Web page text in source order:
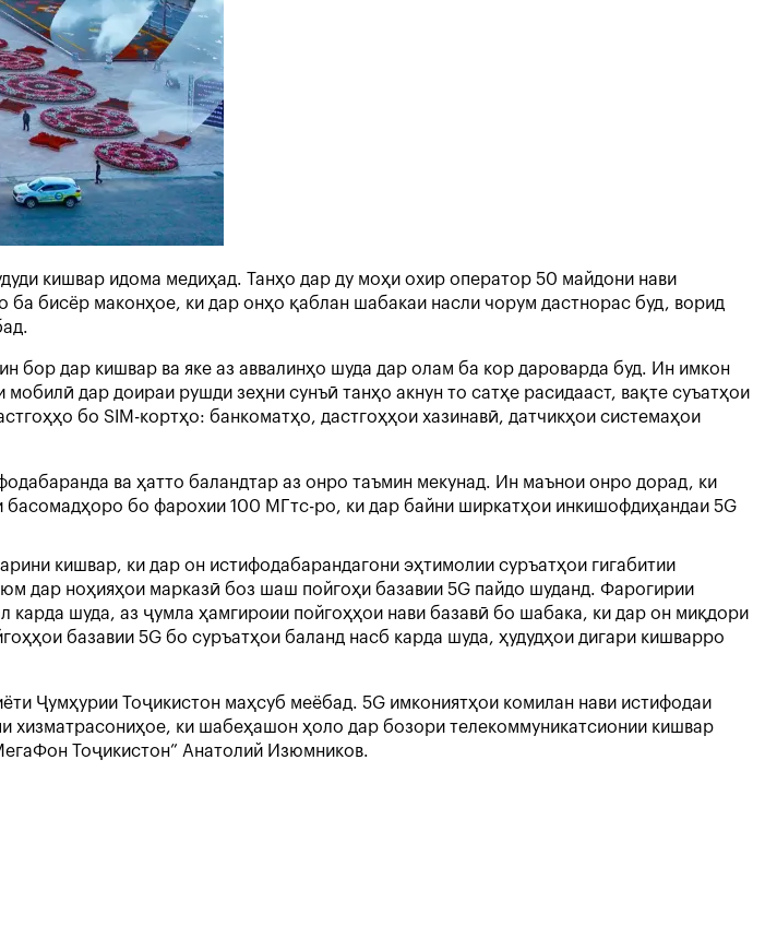
кишвар идома медиҳад. Танҳо дар ду моҳи охир оператор 50 майдони нави
ба бисёр маконҳое, ки дар онҳо қаблан шабакаи насли чорум дастнорас буд, ворид
бор дар кишвар ва яке аз аввалинҳо шуда дар олам ба кор дароварда буд. Ин имкон
дар доираи рушди зеҳни сунъӣ танҳо акнун то сатҳе расидааст, вақте суъатҳои
бо SIM-кортҳо: банкоматҳо, дастгоҳҳои хазинавӣ, датчикҳои системаҳои
ва ҳатто баландтар аз онро таъмин мекунад. Ин маънои онро дорад, ки
бо фарохии 100 МГтс-ро, ки дар байни ширкатҳои инкишофдиҳандаи 5G
кишвар, ки дар он истифодабарандагони эҳтимолии суръатҳои гигабитии
дар ноҳияҳои марказӣ боз шаш пойгоҳи базавии 5G пайдо шуданд. Фарогирии
шуда, аз ҷумла ҳамгироии пойгоҳҳои нави базавӣ бо шабака, ки дар он миқдори
базавии 5G бо суръатҳои баланд насб карда шуда, ҳудудҳои дигари кишварро
Ҷумҳурии Тоҷикистон маҳсуб меёбад. 5G имкониятҳои комилан нави истифодаи
хизматрасониҳое, ки шабеҳашон ҳоло дар бозори телекоммуникатсионии кишвар
Тоҷикистон” Анатолий Изюмников.